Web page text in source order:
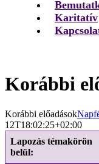
Karitatív
Korábbi
Korábbi előadások
12T18:02:25+02:00
Lapozás témakörön
belül: